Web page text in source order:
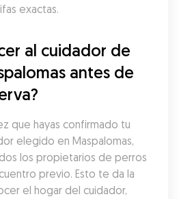
exactas.
al cuidador de
antes de
que hayas confirmado tu
elegido en Maspalomas,
los propietarios de perros
previo. Esto te da la
el hogar del cuidador,